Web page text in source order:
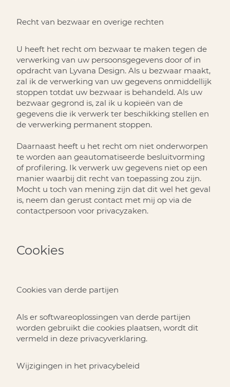
Recht van bezwaar en overige rechten
U heeft het recht om bezwaar te maken tegen de
verwerking van uw persoonsgegevens door of in
opdracht van Lyvana Design. Als u bezwaar maakt,
zal ik de verwerking van uw gegevens onmiddellijk
stoppen totdat uw bezwaar is behandeld. Als uw
bezwaar gegrond is, zal ik u kopieën van de
gegevens die ik verwerk ter beschikking stellen en
de verwerking permanent stoppen.
Daarnaast heeft u het recht om niet onderworpen
te worden aan geautomatiseerde besluitvorming
of profilering. Ik verwerk uw gegevens niet op een
manier waarbij dit recht van toepassing zou zijn.
Mocht u toch van mening zijn dat dit wel het geval
is, neem dan gerust contact met mij op via de
contactpersoon voor privacyzaken.
Cookies
Cookies van derde partijen
Als er softwareoplossingen van derde partijen
worden gebruikt die cookies plaatsen, wordt dit
vermeld in deze privacyverklaring.
Wijzigingen in het privacybeleid